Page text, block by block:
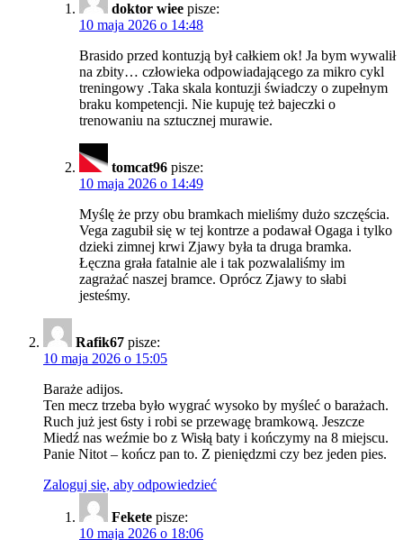
doktor wiee pisze:
10 maja 2026 o 14:48
Brasido przed kontuzją był całkiem ok! Ja bym wywalił
na zbity… człowieka odpowiadającego za mikro cykl
treningowy .Taka skala kontuzji świadczy o zupełnym
braku kompetencji. Nie kupuję też bajeczki o
trenowaniu na sztucznej murawie.
tomcat96 pisze:
10 maja 2026 o 14:49
Myślę że przy obu bramkach mieliśmy dużo szczęścia.
Vega zagubił się w tej kontrze a podawał Ogaga i tylko
dzieki zimnej krwi Zjawy była ta druga bramka.
Łęczna grała fatalnie ale i tak pozwalaliśmy im
zagrażać naszej bramce. Oprócz Zjawy to słabi
jesteśmy.
Rafik67 pisze:
10 maja 2026 o 15:05
Baraże adijos.
Ten mecz trzeba było wygrać wysoko by myśleć o barażach.
Ruch już jest 6sty i robi se przewagę bramkową. Jeszcze
Miedź nas weźmie bo z Wisłą baty i kończymy na 8 miejscu.
Panie Nitot – kończ pan to. Z pieniędzmi czy bez jeden pies.
Zaloguj się, aby odpowiedzieć
Fekete pisze:
10 maja 2026 o 18:06